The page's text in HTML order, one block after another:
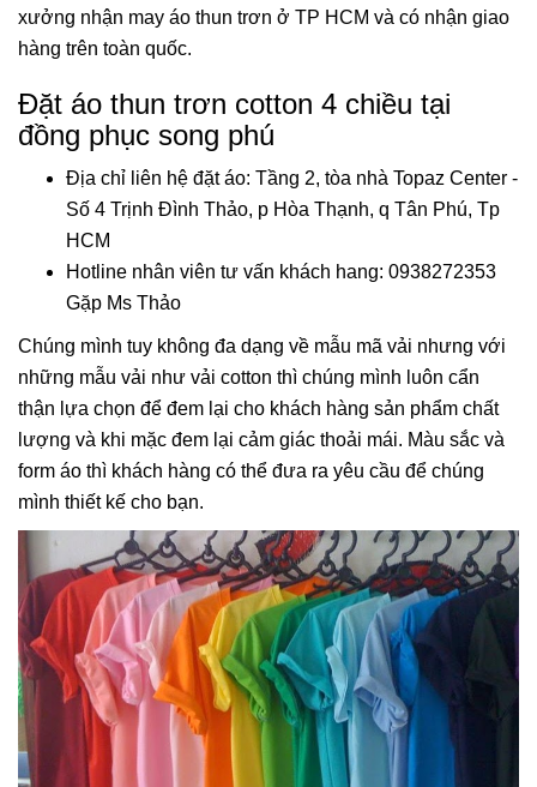
xưởng nhận may áo thun trơn ở TP HCM và có nhận giao
hàng trên toàn quốc.
Đặt áo thun trơn cotton 4 chiều tại
đồng phục song phú
Địa chỉ liên hệ đặt áo: Tầng 2, tòa nhà Topaz Center -
Số 4 Trịnh Đình Thảo, p Hòa Thạnh, q Tân Phú, Tp
HCM
Hotline nhân viên tư vấn khách hang: 0938272353
Gặp Ms Thảo
Chúng mình tuy không đa dạng về mẫu mã vải nhưng với
những mẫu vải như vải cotton thì chúng mình luôn cẩn
thận lựa chọn để đem lại cho khách hàng sản phẩm chất
lượng và khi mặc đem lại cảm giác thoải mái. Màu sắc và
form áo thì khách hàng có thể đưa ra yêu cầu để chúng
mình thiết kế cho bạn.